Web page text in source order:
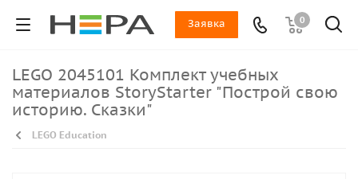
0
Заявка
LEGO 2045101 Комплект учебных
материалов StoryStarter "Построй свою
историю. Сказки"
LEGO Education